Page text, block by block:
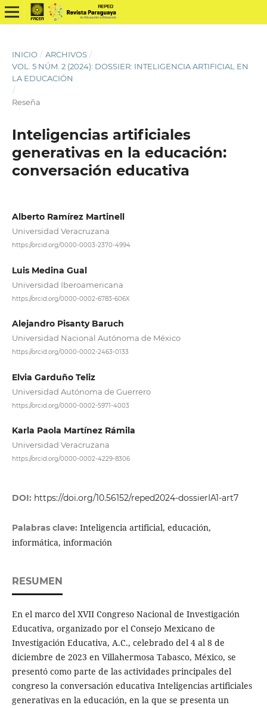
INICIO / ARCHIVOS /
VOL. 5 NÚM. 2 (2024): DOSSIER: INTELIGENCIA ARTIFICIAL EN
LA EDUCACIÓN
/
Reseña
Inteligencias artificiales
generativas en la educación:
conversación educativa
Alberto Ramírez Martinell
Universidad Veracruzana
https://orcid.org/0000-0003-2370-4994
Luis Medina Gual
Universidad Iberoamericana
https://orcid.org/0000-0002-6783-606X
Alejandro Pisanty Baruch
Universidad Nacional Autónoma de México
https://orcid.org/0000-0002-2463-0133
Elvia Garduño Teliz
Universidad Autónoma de Guerrero
https://orcid.org/0000-0002-5971-4003
Karla Paola Martínez Rámila
Universidad Veracruzana
https://orcid.org/0000-0002-4229-8306
DOI: https://doi.org/10.56152/reped2024-dossierIA1-art7
Palabras clave: Inteligencia artificial, educación,
informática, información
RESUMEN
En el marco del XVII Congreso Nacional de Investigación
Educativa, organizado por el Consejo Mexicano de
Investigación Educativa, A.C., celebrado del 4 al 8 de
diciembre de 2023 en Villahermosa Tabasco, México, se
presentó como parte de las actividades principales del
congreso la conversación educativa Inteligencias artificiales
generativas en la educación, en la que se presenta un